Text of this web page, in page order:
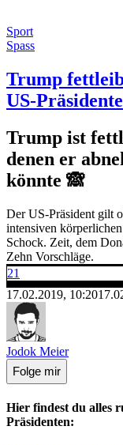
Sport
Spass
Trump
US-
Trump ist
denen er
könnte 🙈
Der US-Präsident gilt
intensiven
Schock. Zeit, dem
Zehn Vorschläge.
21
17.02.2019, 10:20
Jodok Meier
Folge mir
Hier findest du alles
Präsidenten: